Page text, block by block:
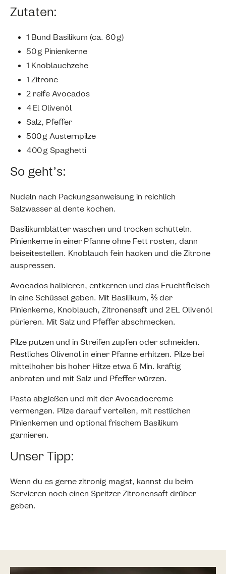
Zutaten:
1 Bund Basilikum (ca. 60 g)
50 g Pinienkerne
1 Knoblauchzehe
1 Zitrone
2 reife Avocados
4 El Olivenöl
Salz, Pfeffer
500 g Austernpilze
400 g Spaghetti
So geht’s:
Nudeln nach Packungsanweisung in reichlich
Salzwasser al dente kochen.
Basilikumblätter waschen und trocken schütteln.
Pinienkerne in einer Pfanne ohne Fett rösten, dann
beiseitestellen. Knoblauch fein hacken und die Zitrone
auspressen.
Avocados halbieren, entkernen und das Fruchtfleisch
in eine Schüssel geben. Mit Basilikum, ⅔ der
Pinienkerne, Knoblauch, Zitronensaft und 2 EL Olivenöl
pürieren. Mit Salz und Pfeffer abschmecken.
Pilze putzen und in Streifen zupfen oder schneiden.
Restliches Olivenöl in einer Pfanne erhitzen. Pilze bei
mittelhoher bis hoher Hitze etwa 5 Min. kräftig
anbraten und mit Salz und Pfeffer würzen.
Pasta abgießen und mit der Avocadocreme
vermengen. Pilze darauf verteilen, mit restlichen
Pinienkernen und optional frischem Basilikum
garnieren.
Unser Tipp:
Wenn du es gerne zitronig magst, kannst du beim
Servieren noch einen Spritzer Zitronensaft drüber
geben.